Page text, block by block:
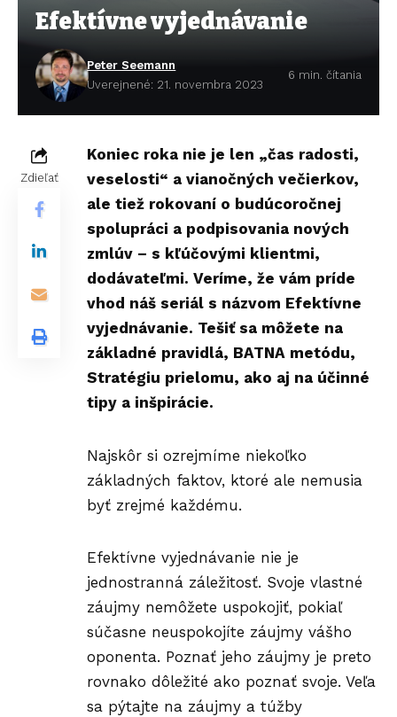
Efektívne vyjednávanie
Peter Seemann
Uverejnené: 21. novembra 2023
6 min. čítania
Zdieľať
Koniec roka nie je len „čas radosti,
veselosti“ a vianočných večierkov,
ale tiež rokovaní o budúcoročnej
spolupráci a podpisovania nových
zmlúv – s kľúčovými klientmi,
dodávateľmi. Veríme, že vám príde
vhod náš seriál s názvom Efektívne
vyjednávanie. Tešiť sa môžete na
základné pravidlá, BATNA metódu,
Stratégiu prielomu, ako aj na účinné
tipy a inšpirácie.
Najskôr si ozrejmíme niekoľko
základných faktov, ktoré ale nemusia
byť zrejmé každému.
Efektívne vyjednávanie nie je
jednostranná záležitosť. Svoje vlastné
záujmy nemôžete uspokojiť, pokiaľ
súčasne neuspokojíte záujmy vášho
oponenta. Poznať jeho záujmy je preto
rovnako dôležité ako poznať svoje. Veľa
sa pýtajte na záujmy a túžby